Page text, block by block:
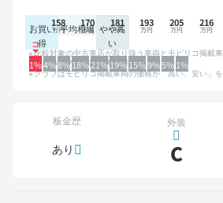
お買い
得
平均相場 やや高
い
1%4%8%18%21%19%15%9%5%1%
158 170 181 193 205 216
比較対象の中古車店が取り扱う車両とモビリコ掲載
るため、グラフは参考情報です。
グラフはモビリコ掲載車両の価格が「高い、安い」
板金歴
あり
外装
C